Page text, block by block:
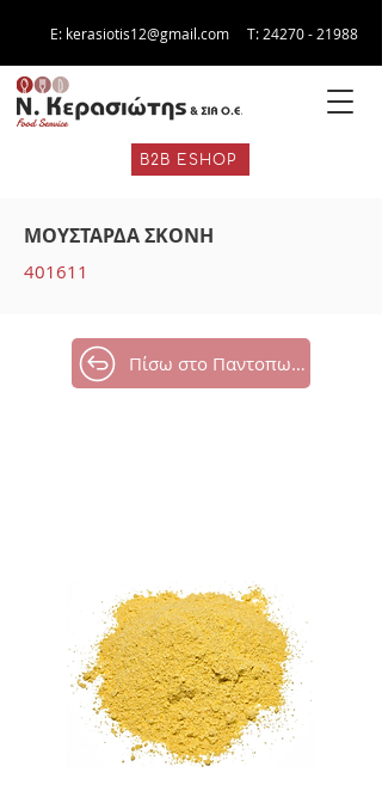
E: kerasiotis12@gmail.com Τ: 24270 - 21988
B2B ESHOP
ΜΟΥΣΤΑΡΔΑ ΣΚΟΝΗ
401611
Πίσω στο Παντοπωλείο